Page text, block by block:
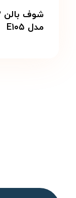
مدل E۱۰۵